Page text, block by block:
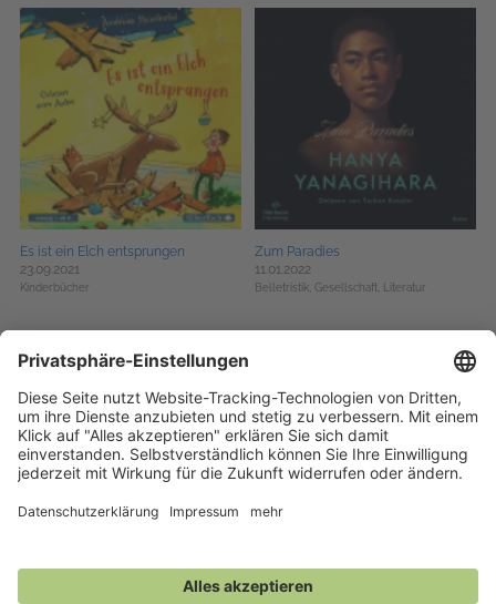
Es ist ein Elch entsprungen
23.09.2021
Kinderbücher
Zum Paradies
11.01.2022
Belletristik, Gesellschaft, Literatur
Vierunddreißigster September
29.07.2021